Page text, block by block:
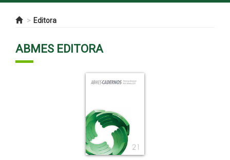
Editora
ABMES EDITORA